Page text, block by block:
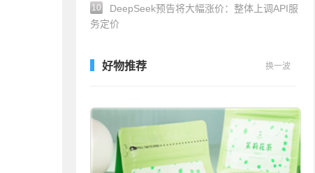
10
DeepSeek预告将大幅涨价：整体上调API服
务定价
好物推荐 换一波